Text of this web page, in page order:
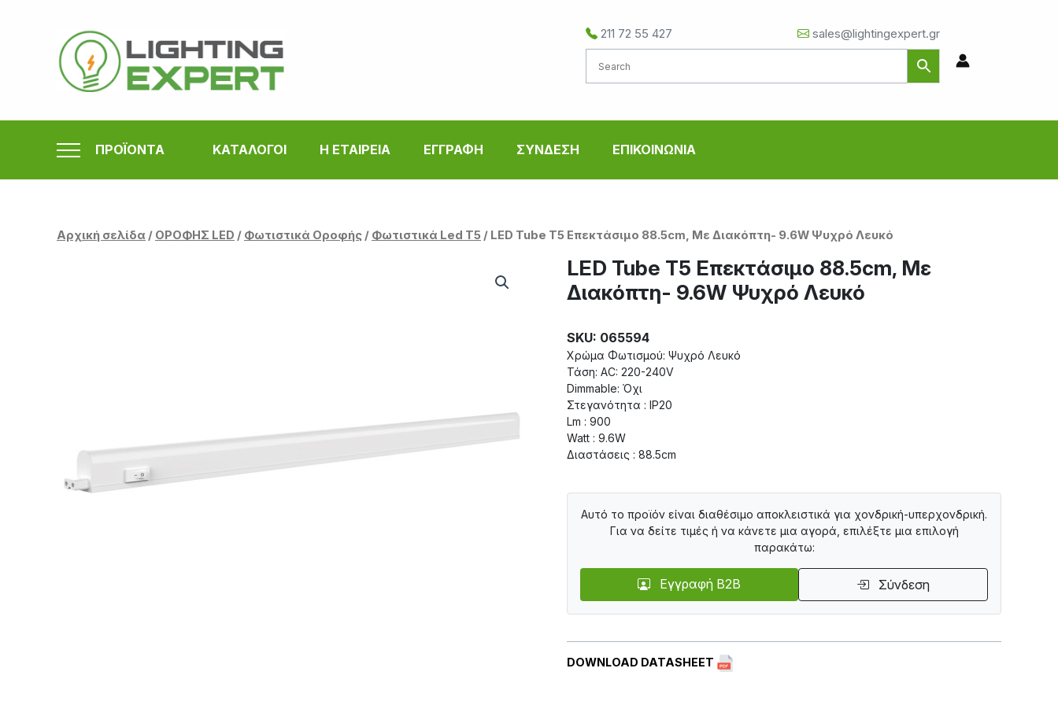
περιεχόμενο
211 72 55 427 sales@lightingexpert.gr
ΠΡΟΪΟΝΤΑ ΚΑΤΑΛΟΓΟΙ Η ΕΤΑΙΡΕΙΑ ΕΓΓΡΑΦΗ ΣΥΝΔΕΣΗ ΕΠΙΚΟΙΝΩΝΙΑ
Αρχική σελίδα / ΟΡΟΦΗΣ LED / Φωτιστικά Οροφής / Φωτιστικά Led T5 / LED Tube T5 Επεκτάσιμο 88.5cm, Με Διακόπτη- 9.6W Ψυχρό Λευκό
LED Tube T5 Επεκτάσιμο 88.5cm, Με
Διακόπτη- 9.6W Ψυχρό Λευκό
SKU: 065594
Χρώμα Φωτισμού: Ψυχρό Λευκό
Τάση: AC: 220-240V
Dimmable: Όχι
Στεγανότητα : IP20
Lm : 900
Watt : 9.6W
Διαστάσεις : 88.5cm
DOWNLOAD DATASHEET
Αυτό το προϊόν είναι διαθέσιμο αποκλειστικά για χονδρική-υπερχονδρική.
Για να δείτε τιμές ή να κάνετε μια αγορά, επιλέξτε μια επιλογή
παρακάτω:
Εγγραφή B2B Σύνδεση